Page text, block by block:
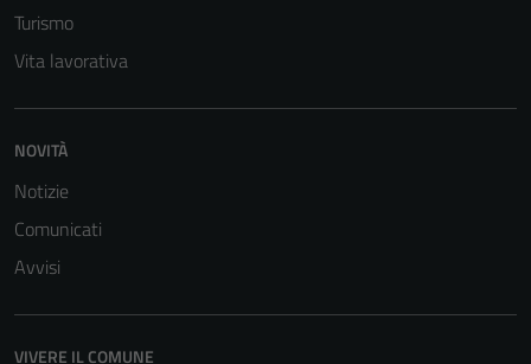
Turismo
Vita lavorativa
NOVITÀ
Notizie
Comunicati
Avvisi
VIVERE IL COMUNE
possono